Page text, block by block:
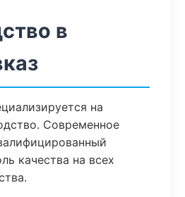
в
на
Современное
качества на всех